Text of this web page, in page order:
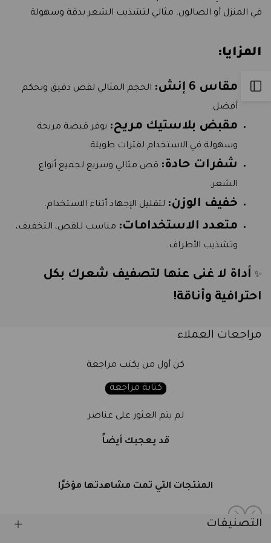
Open
مقاس
انش
مقاس
في المنزل أو الصالون. مثالي لتشذيب الشعر بدقة وسهولة
المزايا:
مقاس 6 إنش:
الحجم المثالي لقص دقيق وتحكم
أفضل.
مقبض بلاستيك مريح: يوفر قبضة مريحة
وسهولة في الاستخدام لفترات طويلة.
شفرات حادة: قص مثالي وسريع لجميع أنواع
الشعر.
خفيف الوزن: لتقليل الإجهاد أثناء الاستخدام.
متعدد الاستخدامات: مناسب للقص، التخفيف،
وتشذيب الأطراف.
✨ أداة لا غنى عنها لتصفيف شعرك بكل
احترافية وأناقة!
مراجعات العملاء
كن أول من يكتب مراجعة
كتابة مراجعة
لم يتم العثور على عناصر
قد يعجبك أيضاً
المنتجات التي تمت مشاهدتها مؤخرًا
التصنيفات